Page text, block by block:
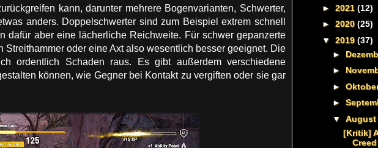
kann, darunter mehrere Bogenvarianten, Schwerter,
anders. Doppelschwerter sind zum Beispiel extrem schnell
dafür aber eine lächerliche Reichweite. Für schwer gepanzerte
oder eine Axt also wesentlich besser geeignet. Die
ordentlich Schaden raus. Es gibt außerdem verschiedene
können, wie Gegner bei Kontakt zu vergiften oder sie gar
► 2021 (12)
► 2020(25)
▼ 2019(37)
►
►
►
►
▼ August
[Kritik]